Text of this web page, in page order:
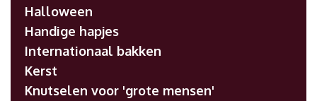
Halloween
Handige hapjes
Internationaal bakken
Kerst
Knutselen voor 'grote mensen'